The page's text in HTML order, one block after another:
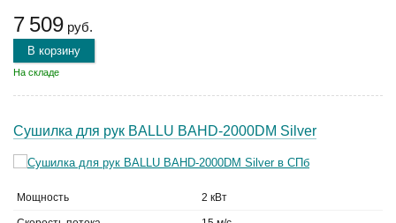
7 509 руб.
В корзину
На складе
Сушилка для рук BALLU BAHD-2000DM Silver
Мощность 2 кВт